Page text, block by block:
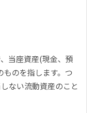
当座資産(現金、預
のを指します。つ
ない流動資産のこと